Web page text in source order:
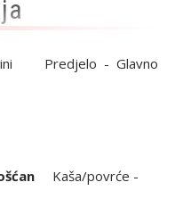
- Glavno
Kaša/povrće -